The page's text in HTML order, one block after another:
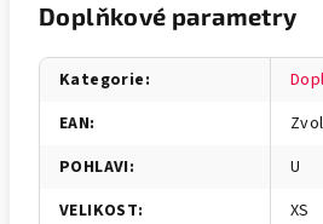
Doplňkové parametry
Kategorie:
EAN:
POHLAVI:
U
VELIKOST:
XS